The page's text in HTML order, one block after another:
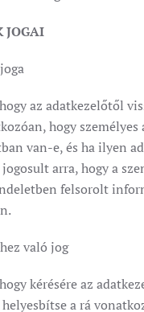
JOGAI
az adatkezelőtől
hogy személyes
van-e, és ha ilyen
arra, hogy a
felsorolt
való jog
kérésére az
a rá